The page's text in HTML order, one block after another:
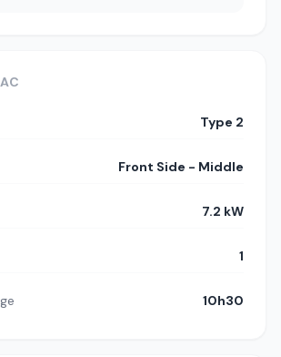
Type 2
Front Side - Middle
7.2 kW
1
10h30